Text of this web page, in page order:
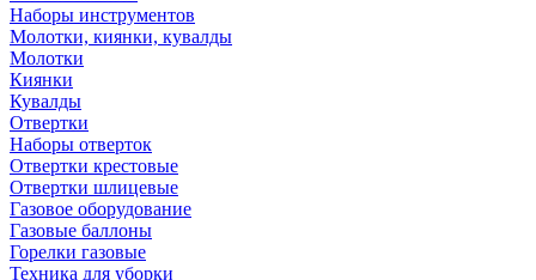
Наборы инструментов
Молотки, киянки, кувалды
Молотки
Киянки
Кувалды
Отвертки
Наборы отверток
Отвертки крестовые
Отвертки шлицевые
Газовое оборудование
Газовые баллоны
Горелки газовые
Техника для уборки